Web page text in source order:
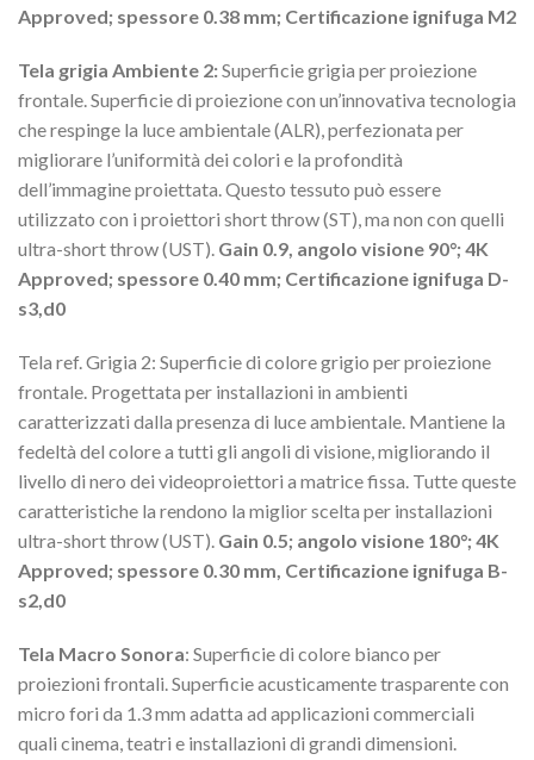
Approved; spessore 0.38 mm; Certificazione ignifuga M2
Tela grigia Ambiente 2:Superficie grigia per proiezione
frontale. Superficie di proiezione con un’innovativa tecnologia
che respinge la luce ambientale (ALR), perfezionata per
migliorare l’uniformità dei colori e la profondità
dell’immagine proiettata. Questo tessuto può essere
utilizzato con i proiettori short throw (ST), ma non con quelli
ultra-short throw (UST). Gain 0.9, angolo visione 90°; 4K
Approved; spessore 0.40 mm; Certificazione ignifuga D-
s3,d0
Tela ref. Grigia 2: Superficie di colore grigio per proiezione
frontale. Progettata per installazioni in ambienti
caratterizzati dalla presenza di luce ambientale. Mantiene la
fedeltà del colore a tutti gli angoli di visione, migliorando il
livello di nero dei videoproiettori a matrice fissa. Tutte queste
caratteristiche la rendono la miglior scelta per installazioni
ultra-short throw (UST). Gain 0.5; angolo visione 180°; 4K
Approved; spessore 0.30 mm, Certificazione ignifuga B-
s2,d0
Tela Macro Sonora: Superficie di colore bianco per
proiezioni frontali. Superficie acusticamente trasparente con
micro fori da 1.3 mm adatta ad applicazioni commerciali
quali cinema, teatri e installazioni di grandi dimensioni.